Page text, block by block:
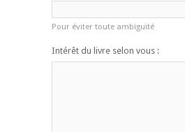
Pour éviter toute ambiguïté
Intérêt du livre selon vous :